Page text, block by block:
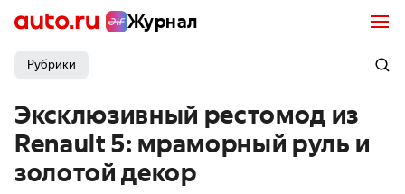
Журнал
Рубрики
Эксклюзивный рестомод из
Renault 5: мраморный руль и
золотой декор